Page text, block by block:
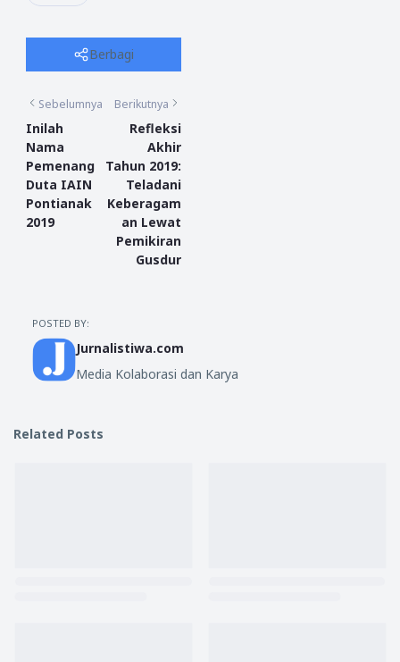
Berbagi
Sebelumnya
Inilah
Nama
Pemenang
Duta IAIN
Pontianak
2019
Berikutnya
Refleksi
Akhir
Tahun 2019:
Teladani
Keberagam
an Lewat
Pemikiran
Gusdur
POSTED BY:
Jurnalistiwa.com
Media Kolaborasi dan Karya
Related Posts